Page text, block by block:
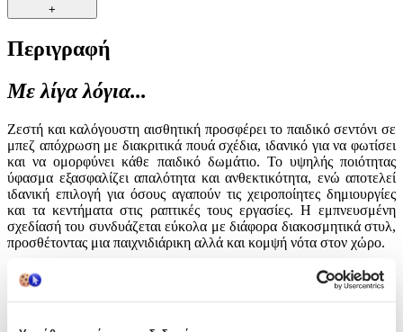
+
Περιγραφή
Με λίγα λόγια...
Ζεστή και καλόγουστη αισθητική προσφέρει το παιδικό σεντόνι σε
μπεζ απόχρωση με διακριτικά πουά σχέδια, ιδανικό για να φωτίσει
και να ομορφύνει κάθε παιδικό δωμάτιο. Το υψηλής ποιότητας
ύφασμα εξασφαλίζει απαλότητα και ανθεκτικότητα, ενώ αποτελεί
ιδανική επιλογή για όσους αγαπούν τις χειροποίητες δημιουργίες
και τα κεντήματα στις ραπτικές τους εργασίες. Η εμπνευσμένη
σχεδίασή του συνδυάζεται εύκολα με διάφορα διακοσμητικά στυλ,
προσθέτοντας μια παιχνιδιάρικη αλλά και κομψή νότα στον χώρο.
Χαρακτηριστικά